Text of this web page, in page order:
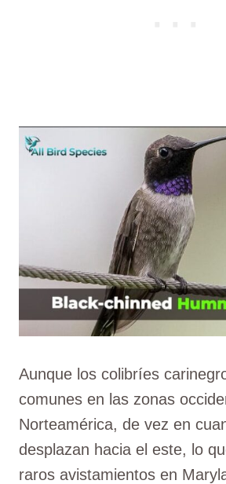
Aunque los colibríes
comunes en las zonas
Norteamérica, de vez en
desplazan hacia el este, lo
raros avistamientos en